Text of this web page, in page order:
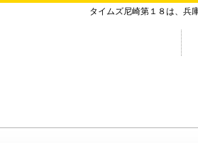
タイムズ尼崎第１８は、兵